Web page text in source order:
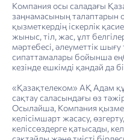
Компания осы саладағы
заңнамасының талаптарын
қызметкердің іскерлік
жыныс, тіл, жас, ұлт
мәртебесі, әлеуметтік
сипаттамалары бойынша
кезінде ешкімді қандай да
«Қазақтелеком» АҚ Адам
сақтау саласындағы өз
Осылайша, Компания
келісімшарт жасасу,
келіссөздерге қатысады,